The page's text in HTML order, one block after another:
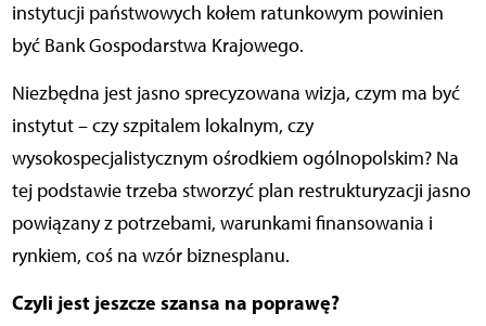
instytucji państwowych kołem ratunkowym powinien
być Bank Gospodarstwa Krajowego.
Niezbędna jest jasno sprecyzowana wizja, czym ma być
instytut – czy szpitalem lokalnym, czy
wysokospecjalistycznym ośrodkiem ogólnopolskim? Na
tej podstawie trzeba stworzyć plan restrukturyzacji jasno
powiązany z potrzebami, warunkami finansowania i
rynkiem, coś na wzór biznesplanu.
Czyli jest jeszcze szansa na poprawę?